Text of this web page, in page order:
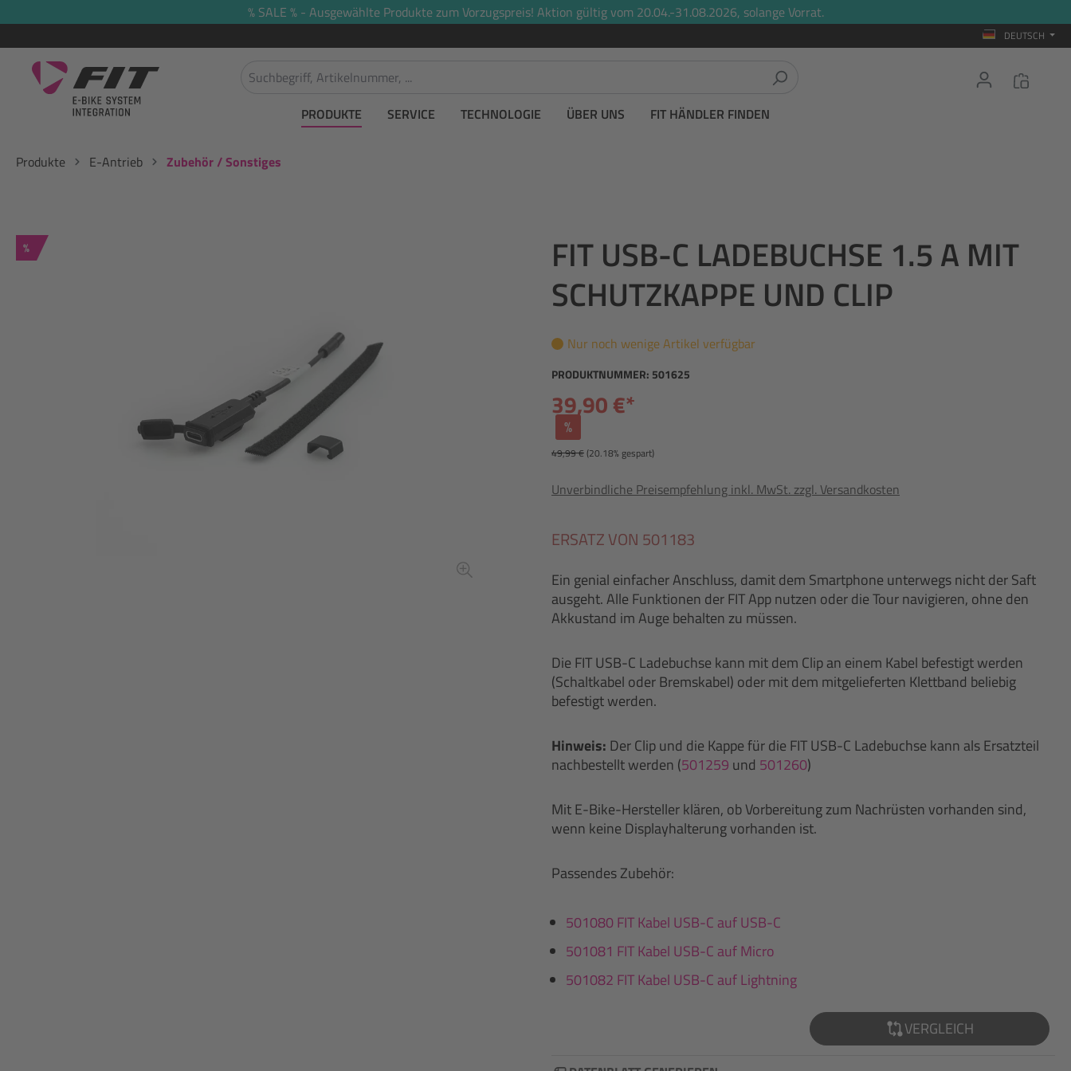
% SALE % - Ausgewählte Produkte zum Vorzugspreis! Aktion gültig vom 20.04.-31.08.2026, solange Vorrat.
DEUTSCH
PRODUKTE SERVICE TECHNOLOGIE ÜBER UNS FIT HÄNDLER FINDEN
Produkte E-Antrieb Zubehör / Sonstiges
Rabatt
%
FIT USB-C LADEBUCHSE 1.5 A MIT
SCHUTZKAPPE UND CLIP
Nur noch wenige Artikel verfügbar
PRODUKTNUMMER: 501625
39,90 €*
%
49,99 €(20.18% gespart)
Unverbindliche Preisempfehlung inkl. MwSt. zzgl. Versandkosten
ERSATZ VON 501183
Ein genial einfacher Anschluss, damit dem Smartphone unterwegs nicht der Saft
ausgeht. Alle Funktionen der FIT App nutzen oder die Tour navigieren, ohne den
Akkustand im Auge behalten zu müssen.
Die FIT USB-C Ladebuchse kann mit dem Clip an einem Kabel befestigt werden
(Schaltkabel oder Bremskabel) oder mit dem mitgelieferten Klettband beliebig
befestigt werden.
Hinweis: Der Clip und die Kappe für die FIT USB-C Ladebuchse kann als Ersatzteil
nachbestellt werden (501259 und 501260)
Mit E-Bike-Hersteller klären, ob Vorbereitung zum Nachrüsten vorhanden sind,
wenn keine Displayhalterung vorhanden ist.
Passendes Zubehör:
501080 FIT Kabel USB-C auf USB-C
501081 FIT Kabel USB-C auf Micro
501082 FIT Kabel USB-C auf Lightning
VERGLEICH